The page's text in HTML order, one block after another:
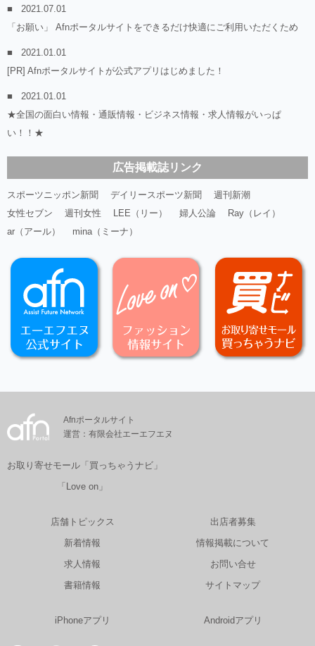
2021.07.01
「お願い」 Afnポータルサイトをできるだけ快適にご利用いただくため
2021.01.01
[PR] Afnポータルサイトが公式アプリはじめました！
2021.01.01
★全国の面白い情報・通販情報・ビジネス情報・求人情報がいっぱ
い！！★
広告掲載誌リンク
スポーツニッポン新聞 デイリースポーツ新聞
週刊新潮
女性セブン
週刊女性 LEE（リー） 婦人公論
Ray（レイ）
ar（アール）
mina（ミーナ）
Afnポータルサイト
運営：有限会社エーエフエヌ
お取り寄せモール「買っちゃうナビ」
「Love on」
店舗トピックス
新着情報
求人情報
書籍情報
出店者募集
情報掲載について
お問い合せ
サイトマップ
iPhoneアプリ Androidアプリ